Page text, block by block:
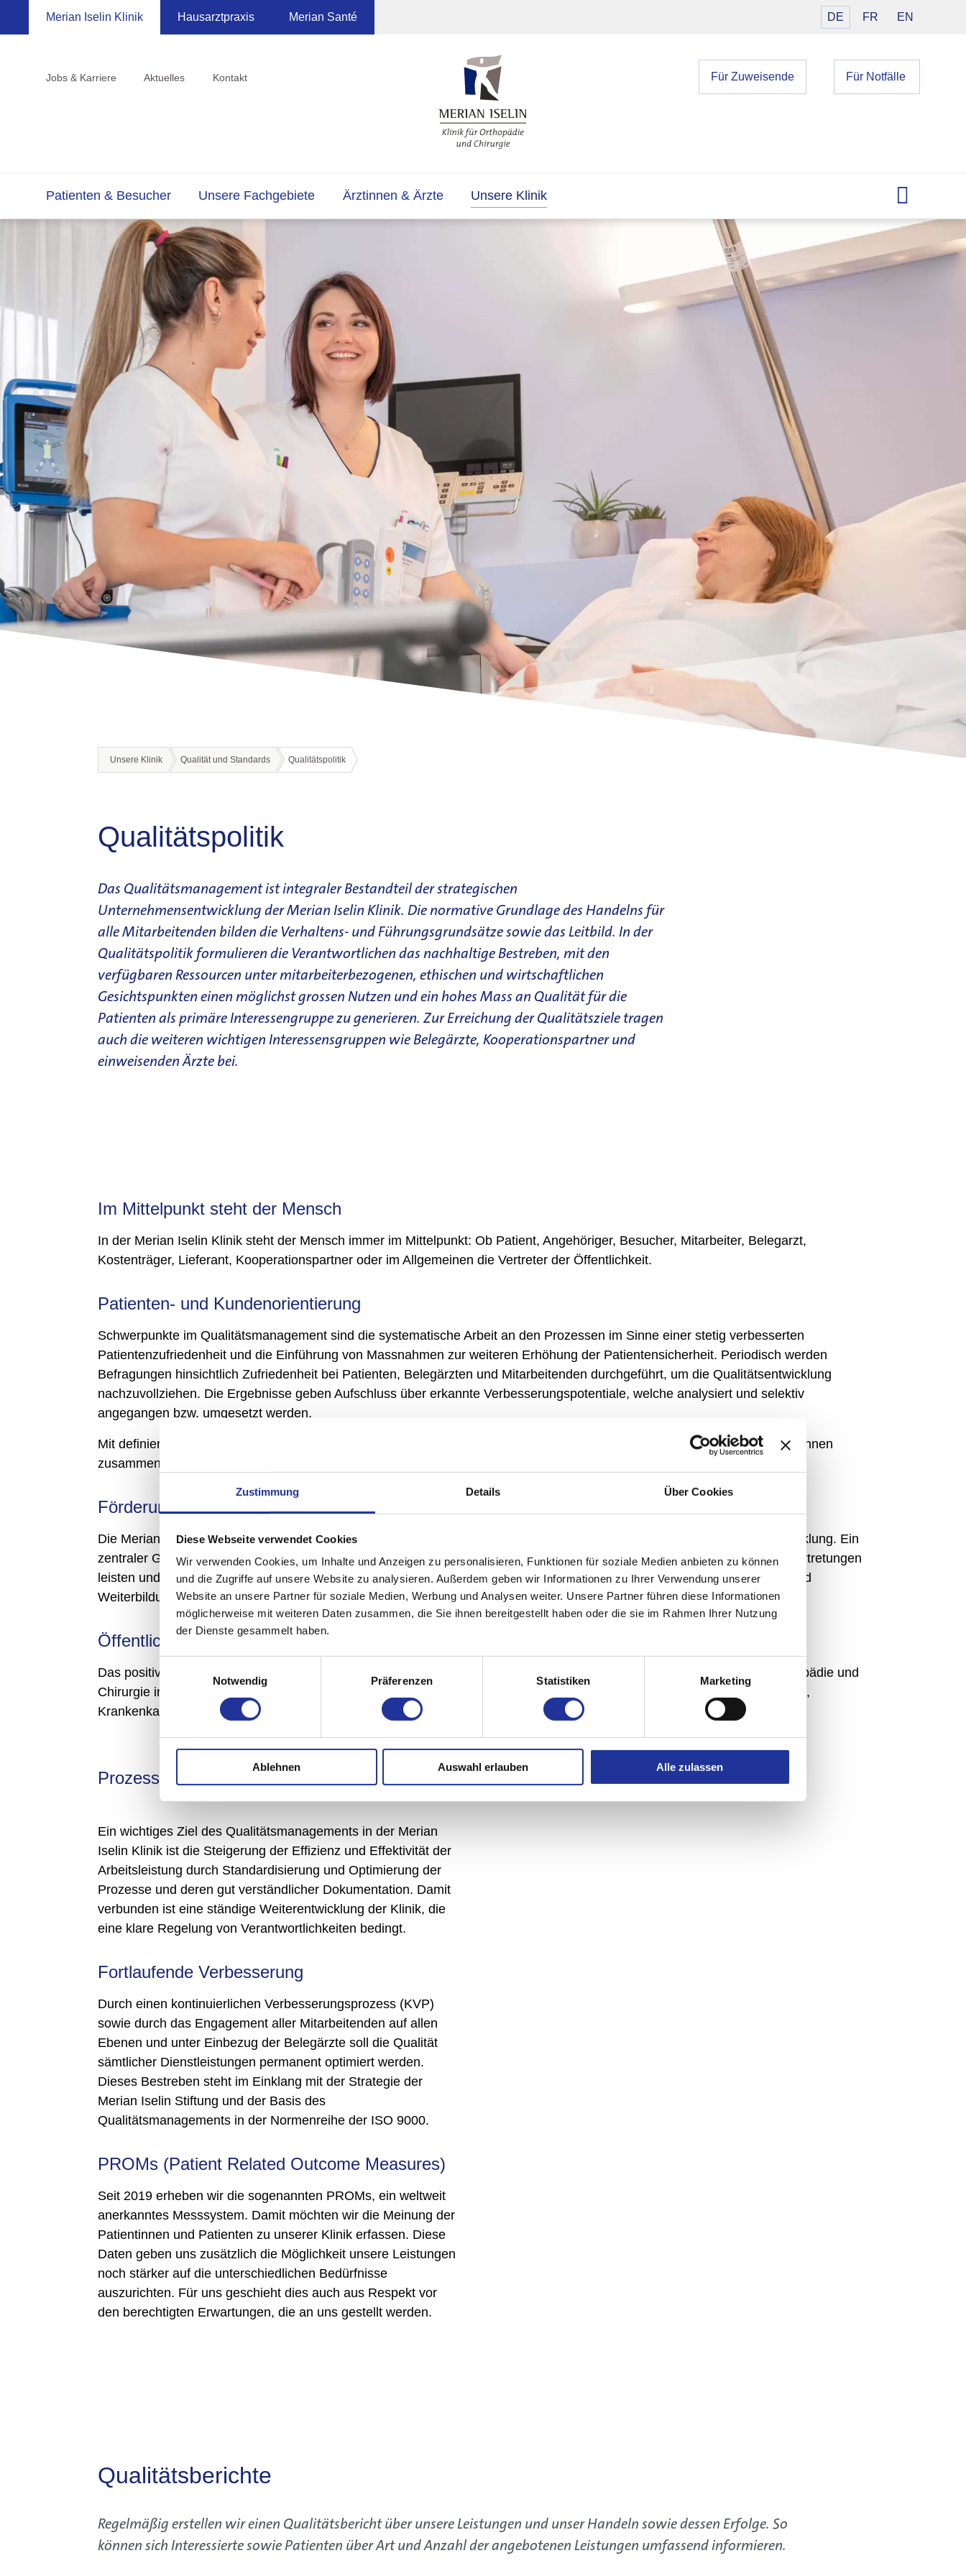
Zustimmung Details Über Cookies
Diese Webseite verwendet Cookies
Wir verwenden Cookies, um Inhalte und Anzeigen zu personalisieren, Funktionen für soziale Medien anbieten zu können
und die Zugriffe auf unsere Website zu analysieren. Außerdem geben wir Informationen zu Ihrer Verwendung unserer
Website an unsere Partner für soziale Medien, Werbung und Analysen weiter. Unsere Partner führen diese Informationen
möglicherweise mit weiteren Daten zusammen, die Sie ihnen bereitgestellt haben oder die sie im Rahmen Ihrer Nutzung
der Dienste gesammelt haben.
Notwendig
Präferenzen Statistiken Marketing
Ablehnen Auswahl erlauben Alle zulassen
Merian Iselin Klinik Hausarztpraxis Merian Santé DE FR EN
Jobs & Karriere Aktuelles Kontakt Für Zuweisende Für Notfälle
Patienten & Besucher Unsere Fachgebiete Ärztinnen & Ärzte Unsere Klinik
Unsere Klinik Qualität und Standards Qualitätspolitik
Qualitätspolitik
Das Qualitätsmanagement ist integraler Bestandteil der strategischen
Unternehmensentwicklung der Merian Iselin Klinik. Die normative Grundlage des Handelns für
alle Mitarbeitenden bilden die Verhaltens- und Führungsgrundsätze sowie das Leitbild. In der
Qualitätspolitik formulieren die Verantwortlichen das nachhaltige Bestreben, mit den
verfügbaren Ressourcen unter mitarbeiterbezogenen, ethischen und wirtschaftlichen
Gesichtspunkten einen möglichst grossen Nutzen und ein hohes Mass an Qualität für die
Patienten als primäre Interessengruppe zu generieren. Zur Erreichung der Qualitätsziele tragen
auch die weiteren wichtigen Interessensgruppen wie Belegärzte, Kooperationspartner und
einweisenden Ärzte bei.
Im Mittelpunkt steht der Mensch
In der Merian Iselin Klinik steht der Mensch immer im Mittelpunkt: Ob Patient, Angehöriger, Besucher, Mitarbeiter, Belegarzt,
Kostenträger, Lieferant, Kooperationspartner oder im Allgemeinen die Vertreter der Öffentlichkeit.
Patienten- und Kundenorientierung
Schwerpunkte im Qualitätsmanagement sind die systematische Arbeit an den Prozessen im Sinne einer stetig verbesserten
Patientenzufriedenheit und die Einführung von Massnahmen zur weiteren Erhöhung der Patientensicherheit. Periodisch werden
Befragungen hinsichtlich Zufriedenheit bei Patienten, Belegärzten und Mitarbeitenden durchgeführt, um die Qualitätsentwicklung
nachzuvollziehen. Die Ergebnisse geben Aufschluss über erkannte Verbesserungspotentiale, welche analysiert und selektiv
angegangen bzw. umgesetzt werden.
Mit definierten Partnern strebt die Merian Iselin Klinik langfristige und vertrauensvolle Beziehungen an und arbeitet eng mit ihnen
zusammen.
Förderung der Mitarbeitenden
Die Merian Iselin Klinik nimmt auf die individuellen Fähigkeiten ihrer Mitarbeitenden Rücksicht und fördert ihre Weiterentwicklung. Ein
zentraler Grundsatz besteht darin, dass sich alle Mitarbeitenden in die Leistungserstellung miteinbringen, bei Bedarf Stellvertretungen
leisten und Verantwortung tragen können. Zum Erfolg der Klinik tragen die hohe Serviceorientierung, die sorgfältige Aus- und
Weiterbildung und die kontinuierliche Schulung aller Mitarbeitenden bei.
Öffentlichkeit
Das positive Image ist einer der Erfolgsfaktoren der Merian Iselin Klinik. Sie ist das führende Gesundheitszentrum für Orthopädie und
Chirurgie in der Nordwestschweiz. Eine gute Zusammenarbeit mit Exponenten aus Politik, Wirtschaft, Behörden, Verbänden,
Krankenkassen, Versicherungen, Institutionen sowie Privatpersonen ist für sie wichtig.
Prozessorientierter Ansatz
Ein wichtiges Ziel des Qualitätsmanagements in der Merian
Iselin Klinik ist die Steigerung der Effizienz und Effektivität der
Arbeitsleistung durch Standardisierung und Optimierung der
Prozesse und deren gut verständlicher Dokumentation. Damit
verbunden ist eine ständige Weiterentwicklung der Klinik, die
eine klare Regelung von Verantwortlichkeiten bedingt.
Fortlaufende Verbesserung
Durch einen kontinuierlichen Verbesserungsprozess (KVP)
sowie durch das Engagement aller Mitarbeitenden auf allen
Ebenen und unter Einbezug der Belegärzte soll die Qualität
sämtlicher Dienstleistungen permanent optimiert werden.
Dieses Bestreben steht im Einklang mit der Strategie der
Merian Iselin Stiftung und der Basis des
Qualitätsmanagements in der Normenreihe der ISO 9000.
PROMs (Patient Related Outcome Measures)
Seit 2019 erheben wir die sogenannten PROMs, ein weltweit
anerkanntes Messsystem. Damit möchten wir die Meinung der
Patientinnen und Patienten zu unserer Klinik erfassen. Diese
Daten geben uns zusätzlich die Möglichkeit unsere Leistungen
noch stärker auf die unterschiedlichen Bedürfnisse
auszurichten. Für uns geschieht dies auch aus Respekt vor
den berechtigten Erwartungen, die an uns gestellt werden.
Qualitätsberichte
Regelmäßig erstellen wir einen Qualitätsbericht über unsere Leistungen und unser Handeln sowie dessen Erfolge. So
können sich Interessierte sowie Patienten über Art und Anzahl der angebotenen Leistungen umfassend informieren.